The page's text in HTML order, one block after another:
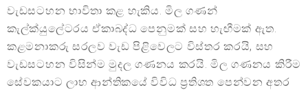
වැඩසටහන භාවිතා කළ හැකිය. මිල ගණන්
කැල්ක්යුලේටරය ඒකාබද්ධ පෙනුමක් සහ හැඟීමක් ඇත.
කළමනාකරු සරලව වැඩ පිළිවෙලට විස්තර කරයි, සහ
වැඩසටහන විසින්ම මුදල ගණනය කරයි. මිල ගණනය කිරීම
සේවකයාට ලාභ ආන්තිකයේ විවිධ ප්‍රතිශත පෙන්වන අතර